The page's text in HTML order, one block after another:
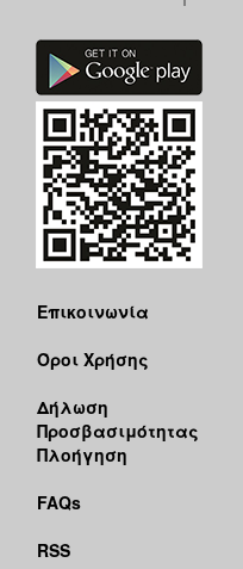
Επικοινωνία
Όροι Χρήσης
Δήλωση
Προσβασιμότητας
Πλοήγηση
FAQs
RSS